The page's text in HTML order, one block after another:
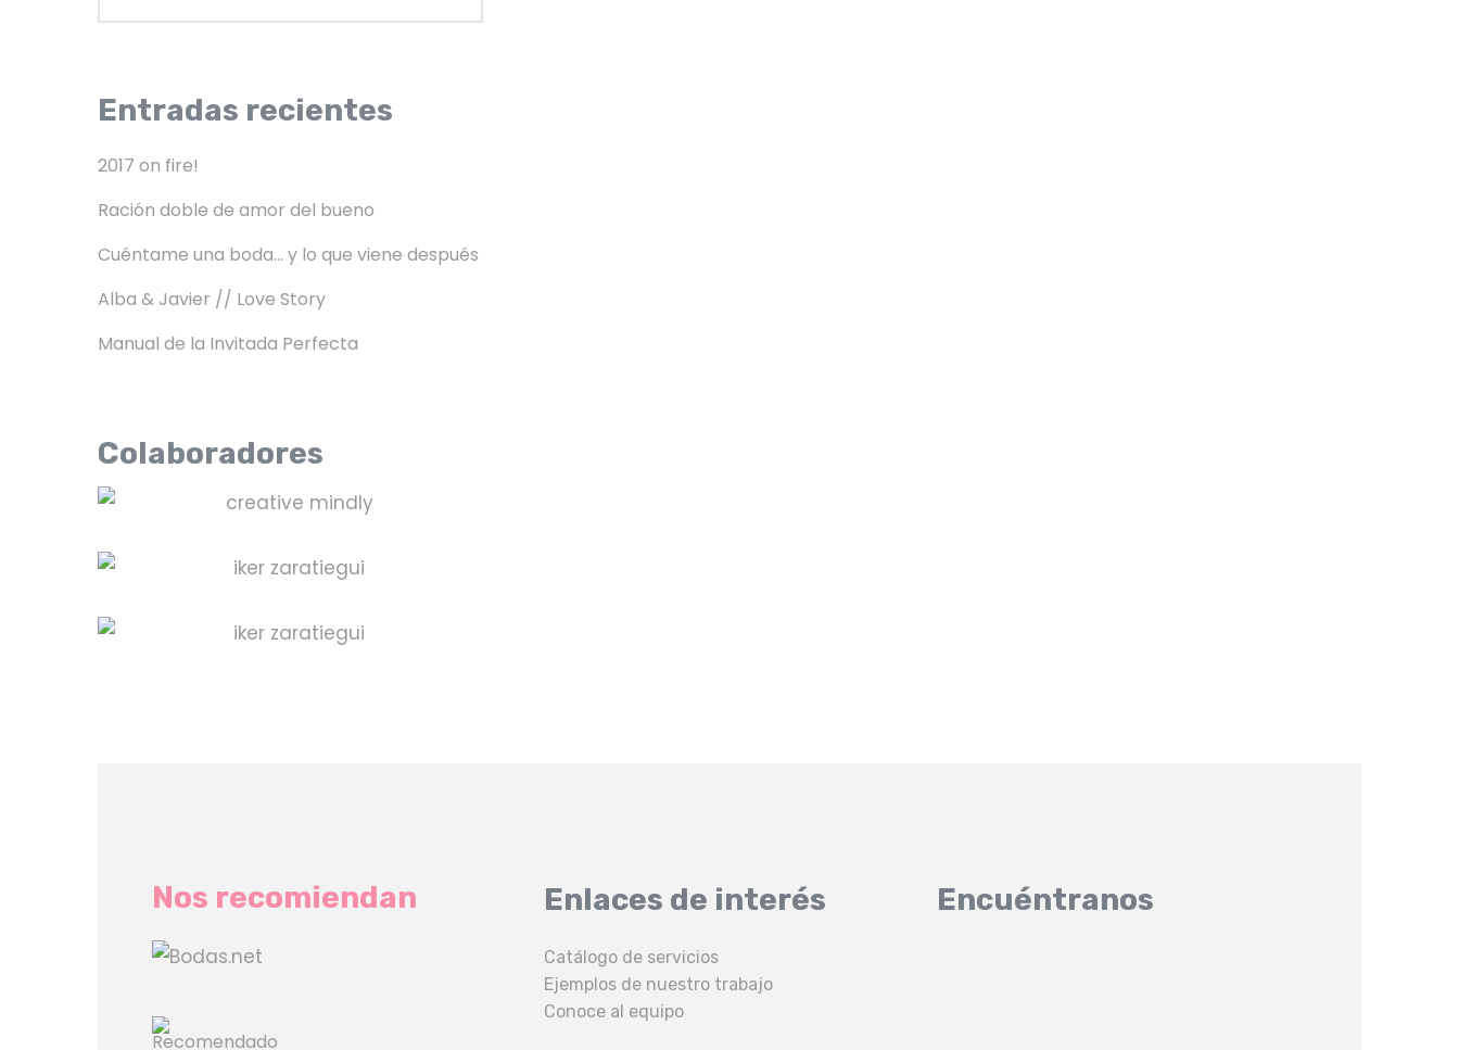
Entradas recientes
2017 on fire!
Ración doble de amor del bueno
Cuéntame una boda… y lo que viene después
Alba & Javier // Love Story
Manual de la Invitada Perfecta
Colaboradores
Nos recomiendan Enlaces de interés
Catálogo de servicios
Ejemplos de nuestro trabajo
Conoce al equipo
Encuéntranos